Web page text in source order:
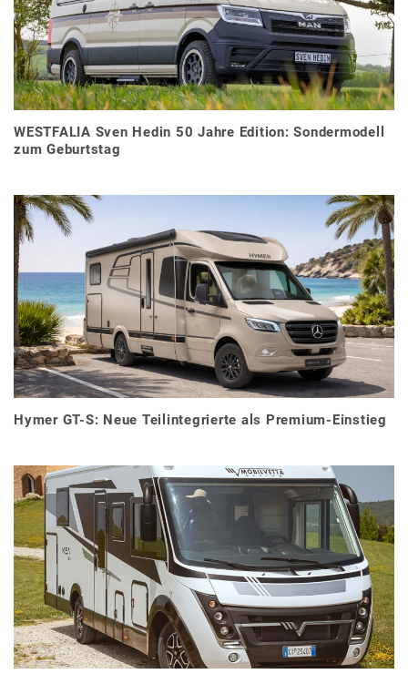
WESTFALIA Sven Hedin 50 Jahre Edition: Sondermodell
zum Geburtstag
Hymer GT-S: Neue Teilintegrierte als Premium-Einstieg